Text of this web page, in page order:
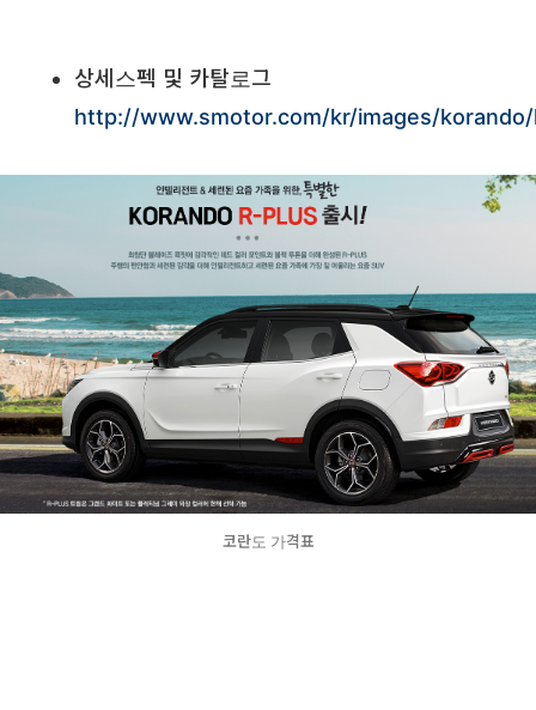
상세스펙 및 카탈로그
http://www.smotor.com/kr/images/
코란도 가격표